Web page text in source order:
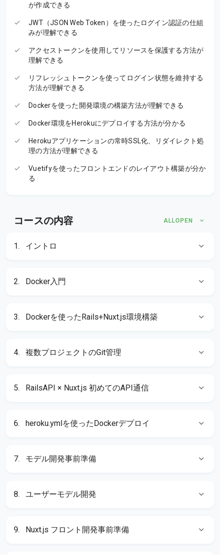
が作成できる
JWT（JSON Web Token）を使ったログイン認証の仕組
みが理解できる
アクセストークンを使用してリソースを保護する方法が
理解できる
リフレッシュトークンを使ってログイン状態を維持する
方法が理解できる
Dockerを使った開発環境の構築方法が理解できる
Docker環境をHerokuにデプロイする方法が分かる
Herokuアプリケーションの常時SSL化、リダイレクト処
理の方法が理解できる
Vuetifyを使ったフロントエンドのレイアウト構築が分か
る
コースの内容 ALLOPEN
1. イントロ
2. Docker入門
3. Dockerを使ったRails+Nuxt.js環境構築
4. 複数プロジェクトのGit管理
5. RailsAPI × Nuxt.js 初めてのAPI通信
6. heroku.ymlを使ったDockerデプロイ
7. モデル開発事前準備
8. ユーザーモデル開発
9. Nuxt.js フロント開発事前準備